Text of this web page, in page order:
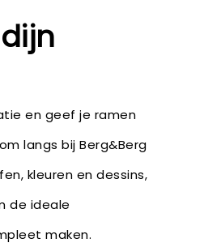
en geef je ramen
langs bij Berg&Berg
kleuren en dessins,
de ideale
maken.